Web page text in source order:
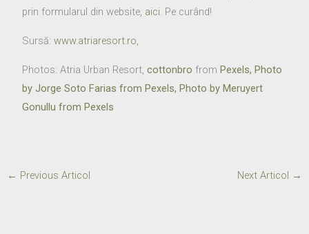
prin formularul din website, aici. Pe curând!
Sursă:www.atriaresort.ro,
Photos: Atria Urban Resort,cottonbro fromPexels, Photo
byJorge Soto Farias fromPexels, Photo byMeruyert
Gonullu fromPexels
← Previous Articol Next Articol →